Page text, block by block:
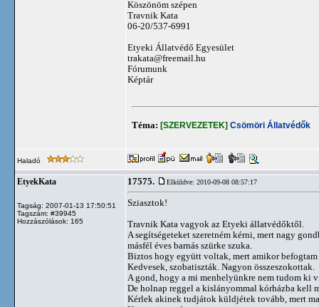
Köszönöm szépen
Travnik Kata
06-20/537-6991
Etyeki Állatvédő Egyesület
trakata@freemail.hu
Fórumunk
Képtár
Téma: [SZERVEZETEK] Csömöri Állatvédők
Haladó
EtyekKata
Tagság: 2007-01-13 17:50:51
Tagszám: #39945
Hozzászólások: 165
17575. Elküldve: 2010-09-08 08:57:17
Sziasztok!
Travnik Kata vagyok az Etyeki állatvédőktől.
A segítségeteket szeretném kérni, mert nagy
másfél éves barnás szürke szuka.
Biztos hogy együtt voltak, mert amikor
Kedvesek, szobatiszták. Nagyon összeszokottak.
A gond, hogy a mi menhelyünkre nem tudom
De holnap reggel a kislányommal kórházba kell
Kérlek akinek tudjátok küldjétek tovább, mert